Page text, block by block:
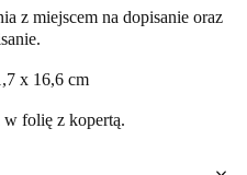
z miejscem na dopisanie oraz
x 16,6 cm
folię z kopertą.